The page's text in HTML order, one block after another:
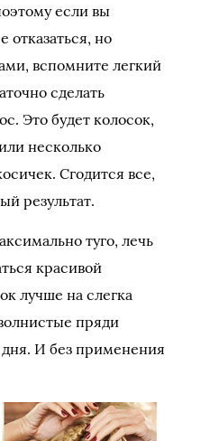
если вы
но
вспомните легкий
сделать
Это будет колосок,
несколько
Сгодится все,
результат.
туго, лечь
красивой
лучше на слегка
пряди
И без применения